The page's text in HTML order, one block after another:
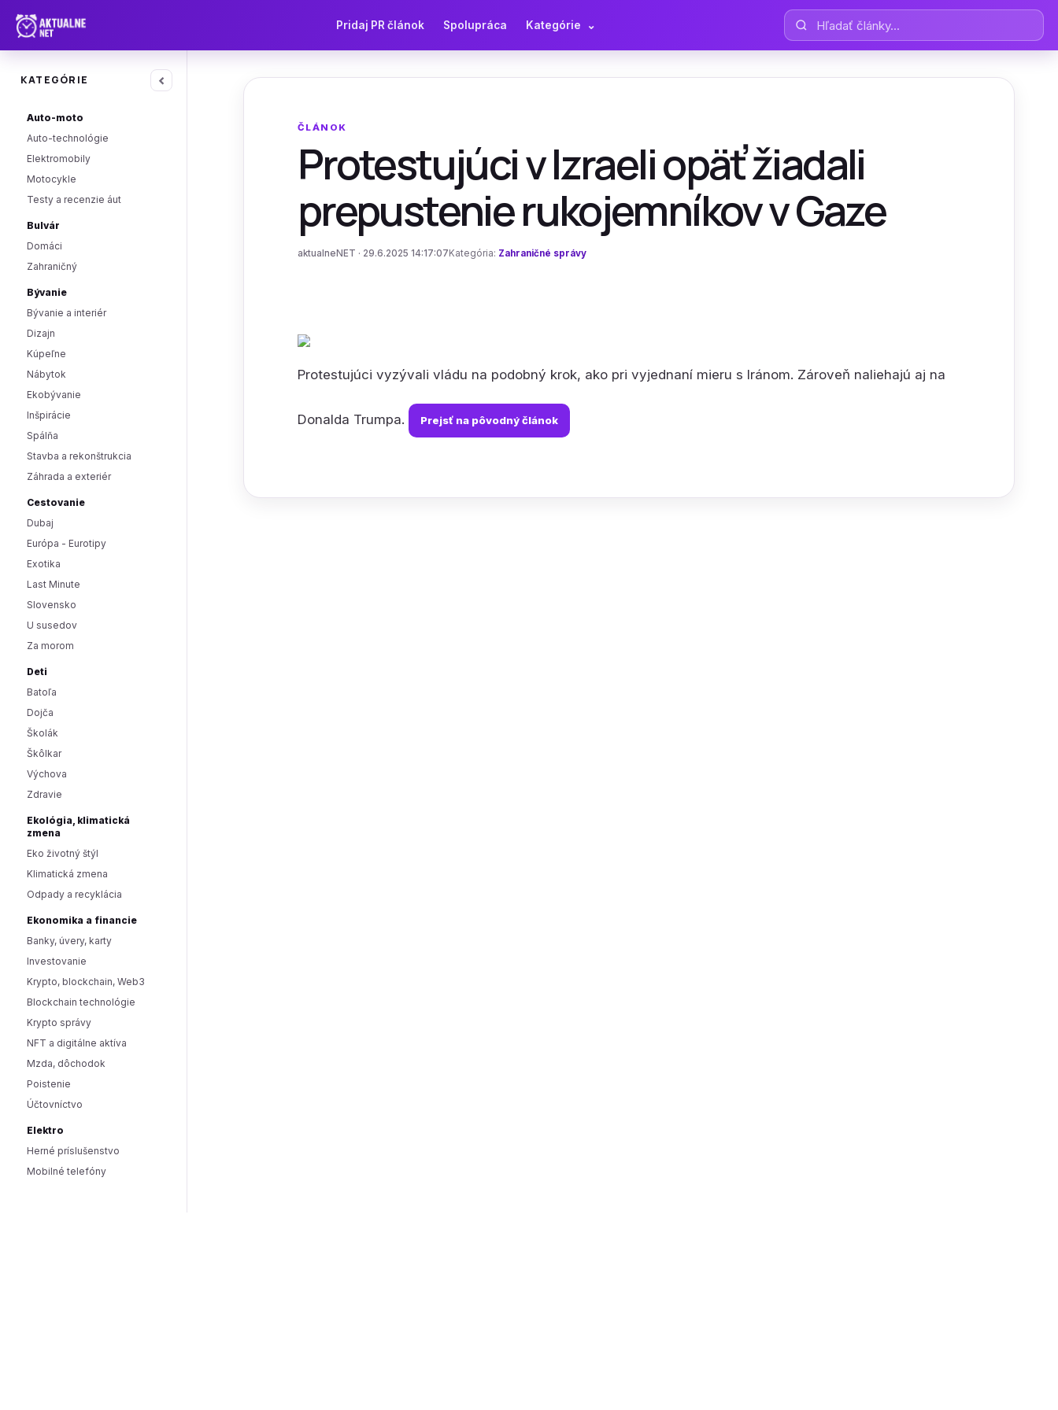
Pridaj PR článok Spolupráca Kategórie ⌄ Hľadať články
KATEGÓRIE ‹
Auto-moto
Auto-technológie
Elektromobily
Motocykle
Testy a recenzie áut
Bulvár
Domáci
Zahraničný
Bývanie
Bývanie a interiér
Dizajn
Kúpeľne
Nábytok
Ekobývanie
Inšpirácie
Spálňa
Stavba a rekonštrukcia
Záhrada a exteriér
Cestovanie
Dubaj
Európa - Eurotipy
Exotika
Last Minute
Slovensko
U susedov
Za morom
Deti
Batoľa
Dojča
Školák
Škôlkar
Výchova
Zdravie
Ekológia, klimatická
zmena
Eko životný štýl
Klimatická zmena
Odpady a recyklácia
Ekonomika a financie
Banky, úvery, karty
Investovanie
Krypto, blockchain, Web3
Blockchain technológie
Krypto správy
NFT a digitálne aktíva
Mzda, dôchodok
Poistenie
Účtovníctvo
Elektro
Herné príslušenstvo
Mobilné telefóny
ČLÁNOK
Protestujúci v Izraeli opäť žiadali
prepustenie rukojemníkov v Gaze
aktualneNET · 29.6.2025 14:17:07 Kategória: Zahraničné správy
Protestujúci vyzývali vládu na podobný krok, ako pri vyjednaní mieru s Iránom. Zároveň naliehajú aj na
Donalda Trumpa. Prejsť na pôvodný článok